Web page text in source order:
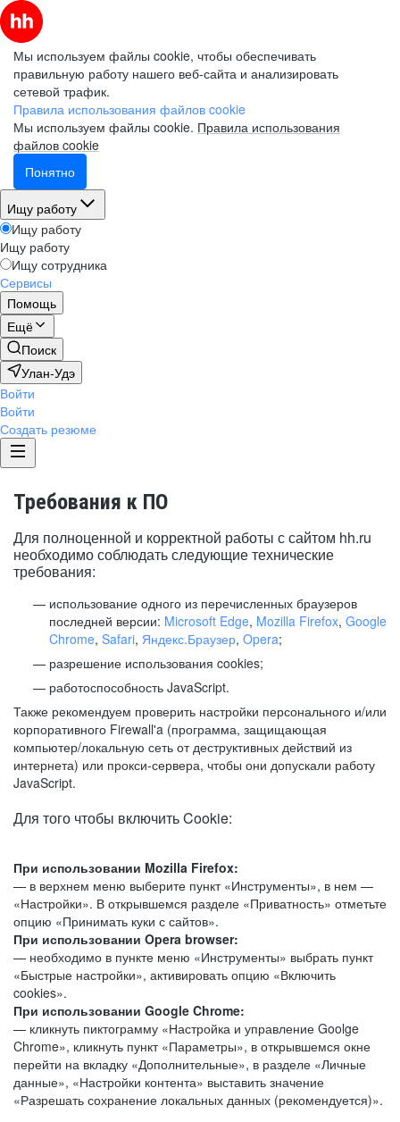
Мы используем файлы cookie, чтобы обеспечивать
правильную работу нашего веб-сайта и анализировать
сетевой трафик.
Правила использования файлов cookie
Мы используем файлы cookie. Правила использования
файлов cookie
Понятно
Ищу работу
Ищу работу
Ищу работу
Ищу сотрудника
Сервисы
Помощь
Ещё
Поиск
Улан-Удэ
Войти
Войти
Создать резюме
Требования к ПО
Для полноценной и корректной работы с сайтом hh.ru
необходимо соблюдать следующие технические
требования:
использование одного из перечисленных браузеров
последней версии: Microsoft Edge, Mozilla Firefox, Google
Chrome, Safari, Яндекс.Браузер, Opera;
разрешение использования cookies;
работоспособность JavaScript.
Также рекомендуем проверить настройки персонального и/или
корпоративного Firewall'a (программа, защищающая
компьютер/локальную сеть от деструктивных действий из
интернета) или прокси-сервера, чтобы они допускали работу
JavaScript.
Для того чтобы включить Cookie:
При использовании Mozilla Firefox:
— в верхнем меню выберите пункт «Инструменты», в нем —
«Настройки». В открывшемся разделе «Приватность» отметьте
опцию «Принимать куки с сайтов».
При использовании Opera browser:
— необходимо в пункте меню «Инструменты» выбрать пункт
«Быстрые настройки», активировать опцию «Включить
cookies».
При использовании Google Chrome:
— кликнуть пиктограмму «Настройка и управление Goolge
Chrome», кликнуть пункт «Параметры», в открывшемся окне
перейти на вкладку «Дополнительные», в разделе «Личные
данные», «Настройки контента» выставить значение
«Разрешать сохранение локальных данных (рекомендуется)».